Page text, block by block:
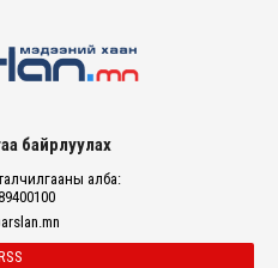
байрлуулах
алба: